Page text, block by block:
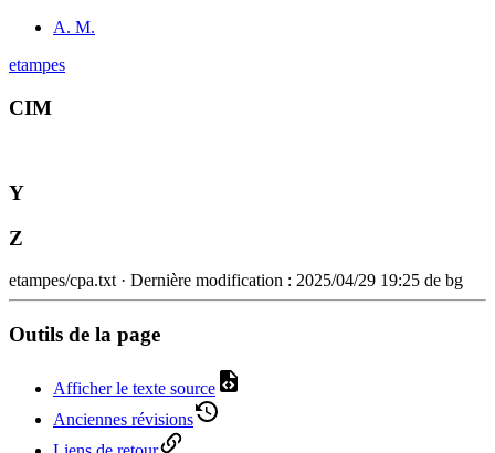
A. M.
etampes
CIM
Y
Z
etampes/cpa.txt· Dernière modification : 2025/04/29 19:25 de bg
Outils de la page
Afficher le texte source
Anciennes révisions